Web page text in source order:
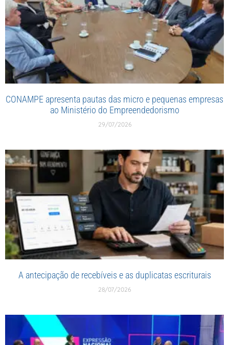
CONAMPE apresenta pautas das micro e pequenas empresas
ao Ministério do Empreendedorismo
29/07/2026
A antecipação de recebíveis e as duplicatas escriturais
28/07/2026